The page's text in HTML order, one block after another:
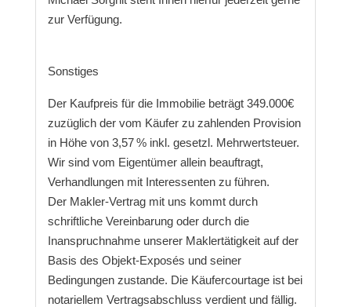
zur Verfügung.
Sonstiges
Der Kaufpreis für die Immobilie beträgt 349.000€
zuzüglich der vom Käufer zu zahlenden Provision
in Höhe von 3,57 % inkl. gesetzl. Mehrwertsteuer.
Wir sind vom Eigentümer allein beauftragt,
Verhandlungen mit Interessenten zu führen.
Der Makler-Vertrag mit uns kommt durch
schriftliche Vereinbarung oder durch die
Inanspruchnahme unserer Maklertätigkeit auf der
Basis des Objekt-Exposés und seiner
Bedingungen zustande. Die Käufercourtage ist bei
notariellem Vertragsabschluss verdient und fällig.